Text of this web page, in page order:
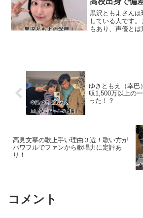
黒沢ともよさん
している人です
もあり、声優と
ゆきともえ（幸巴
収1,500万以上の
った！？
高見文寧の歌上手い理由３選！歌い方が
パワフルでファンから歌唱力に定評あ
り！
コメント